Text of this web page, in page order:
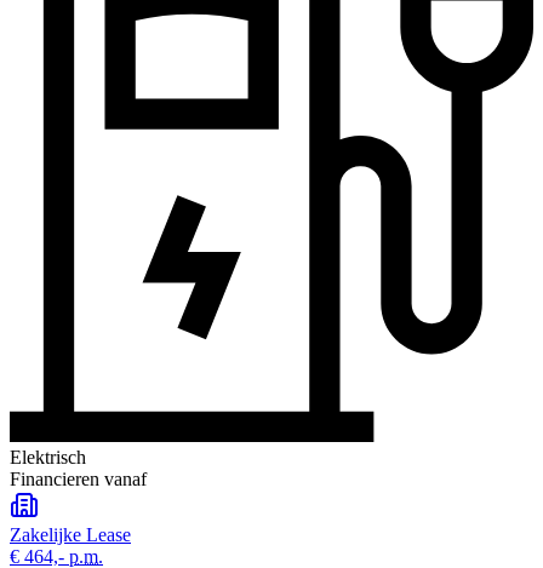
Elektrisch
Financieren vanaf
Zakelijke Lease
€ 464,- p.m.